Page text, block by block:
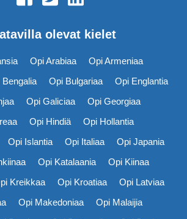
olevat kielet
Opi Arabiaa
Opi Armeniaa
Bengalia Opi Bulgariaa
Opi Englantia
Opi Galiciaa
Opi Georgiaa
Opi Hindiä
Opi Hollantia
Opi Islantia Opi Italiaa
Opi Japania
Opi Katalaania
Opi Kiinaa
Kreikkaa Opi Kroatiaa
Opi Latviaa
Opi Makedoniaa
Opi Malaijia